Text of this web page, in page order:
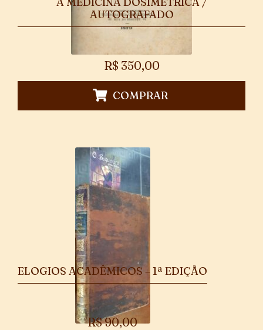
AUTOGRAFADO
R$ 350,00
COMPRAR
ELOGIOS ACADÊMICOS – 1ª EDIÇÃO
R$90,00